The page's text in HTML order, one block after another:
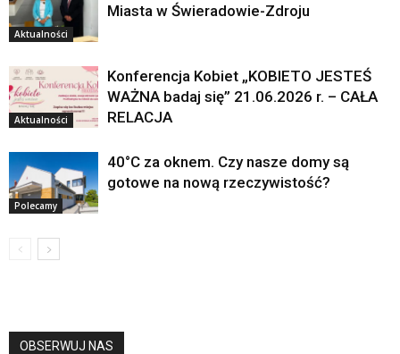
Aktualności
Miasta w Świeradowie-Zdroju
Aktualności
Konferencja Kobiet „KOBIETO JESTEŚ
WAŻNA badaj się” 21.06.2026 r. – CAŁA
RELACJA
Polecamy
40°C za oknem. Czy nasze domy są
gotowe na nową rzeczywistość?
OBSERWUJ NAS